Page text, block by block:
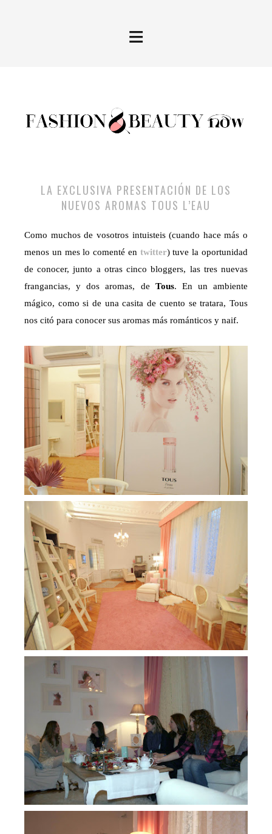
≡
LA EXCLUSIVA PRESENTACIÓN DE LOS
NUEVOS AROMAS TOUS L’EAU
Como muchos de vosotros intuisteis (cuando hace más o
menos un mes lo comenté en twitter) tuve la oportunidad
de conocer, junto a otras cinco bloggers, las tres nuevas
frangancias, y dos aromas, de Tous. En un ambiente
mágico, como si de una casita de cuento se tratara, Tous
nos citó para conocer sus aromas más románticos y naif.